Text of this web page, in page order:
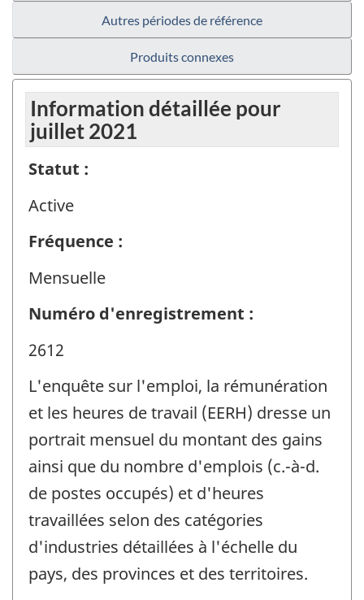
Autres périodes de référence
Produits connexes
Information détaillée pour
juillet 2021
Statut :
Active
Fréquence :
Mensuelle
Numéro d'enregistrement :
2612
L'enquête sur l'emploi, la rémunération
et les heures de travail (EERH) dresse un
portrait mensuel du montant des gains
ainsi que du nombre d'emplois (c.-à-d.
de postes occupés) et d'heures
travaillées selon des catégories
d'industries détaillées à l'échelle du
pays, des provinces et des territoires.